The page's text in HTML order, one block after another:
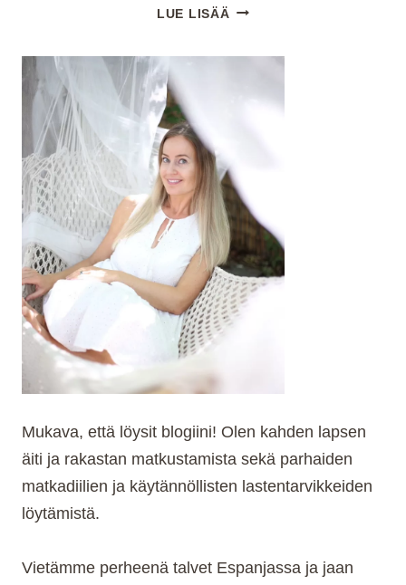
LUE LISÄÄ PARHAAT
PERHEEN
SUOSIKKIA
Mukava, että löysit blogiini! Olen kahden lapsen
äiti ja rakastan matkustamista sekä parhaiden
matkadiilien ja käytännöllisten lastentarvikkeiden
löytämistä.
Vietämme perheenä talvet Espanjassa ja jaan